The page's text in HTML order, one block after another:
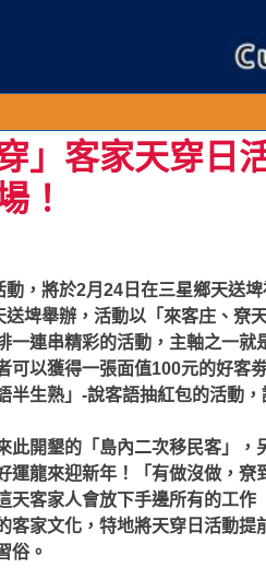
」客家天穿日
！
，將於2月24日在三星鄉天送
埤舉辦，活動以「來客庄、尞
一連串精彩的活動，主軸之一就
可以獲得一張面值100元的好客
生熟」-說客語抽紅包的活動，
此開墾的「島內二次移民客」，
運龍來迎新年！
「有做沒做，
天客家人會放下手邊所有的工作
客家文化，特地將天穿日活動提
俗。